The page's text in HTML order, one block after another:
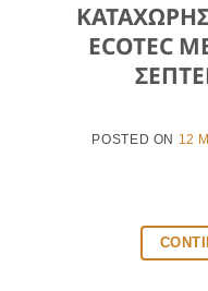
ECOTEC
POSTED ON 12